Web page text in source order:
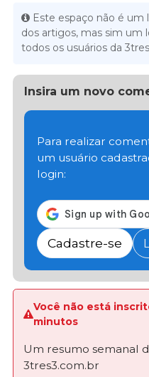
Este espaço não é um
dos artigos, mas sim um
todos os usuários da
Insira um novo
Para realizar
um usuário
login:
Cadastre-se
Você não está
minutos
Um resumo semanal
3tres3.com.br